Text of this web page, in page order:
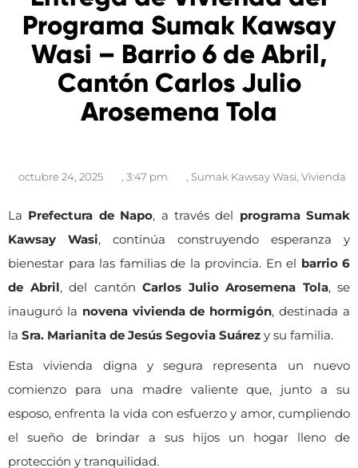
Programa Sumak Kawsay
Wasi – Barrio 6 de Abril,
Cantón Carlos Julio
Arosemena Tola
octubre 24, 2025 , 3:47 pm , Sumak Kawsay Wasi, Vivienda
La Prefectura de Napo, a través del programa Sumak
Kawsay Wasi, continúa construyendo esperanza y
bienestar para las familias de la provincia. En el
barrio 6
de Abril , del cantón Carlos Julio Arosemena Tola, se
inauguró la novena vivienda de hormigón, destinada a
la Sra. Marianita de Jesús Segovia Suárez y su familia.
Esta vivienda digna y segura representa un nuevo
comienzo para una madre valiente que, junto a su
esposo, enfrenta la vida con esfuerzo y amor, cumpliendo
el sueño de brindar a sus hijos un hogar lleno de
protección y tranquilidad.